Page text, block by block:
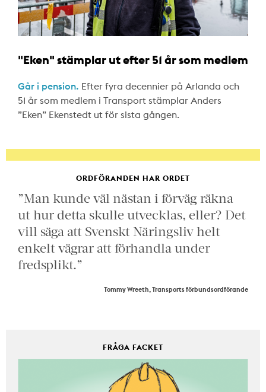
"Eken" stämplar ut efter 51 år som medlem
Går i pension. Efter fyra decennier på Arlanda och
51 år som medlem i Transport stämplar Anders
”Eken” Ekenstedt ut för sista gången.
ORDFÖRANDEN HAR ORDET
”Man kunde väl nästan i förväg räkna
ut hur detta skulle utvecklas, eller? Det
vill säga att Svenskt Näringsliv helt
enkelt vägrar att förhandla under
fredsplikt.”
Tommy Wreeth, Transports förbundsordförande
FRÅGA FACKET